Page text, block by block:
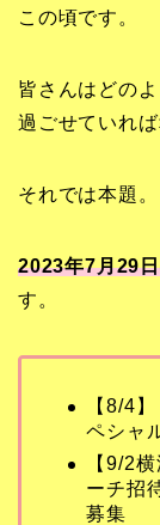
この頃です。
皆さんはどの
過ごせていれば
それでは本題。
2023年7月29
す。
【8/4
ペシャ
【9/2
ーチ招
募集